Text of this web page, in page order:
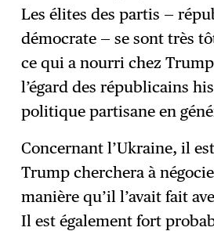
Les élites des partis —
démocrate — se sont très
ce qui a nourri chez
l’égard des républicains
politique partisane en
Concernant l’Ukraine, il
Trump cherchera à
manière qu’il l’avait fait
Il est également fort